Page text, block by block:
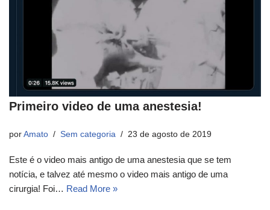
Primeiro video de uma anestesia!
por Amato Sem categoria 23 de agosto de 2019
Este é o video mais antigo de uma anestesia que se tem
notícia, e talvez até mesmo o video mais antigo de uma
cirurgia! Foi… Read More »